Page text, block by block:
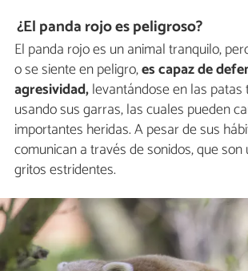
¿El panda rojo es peligroso?
El panda rojo es un animal tranquilo,
o se siente en peligro,es capaz de
agresividad,levantándose en las
usando sus garras, las cuales pueden
importantes heridas. A pesar de sus
comunican a través de sonidos, que
gritos estridentes.